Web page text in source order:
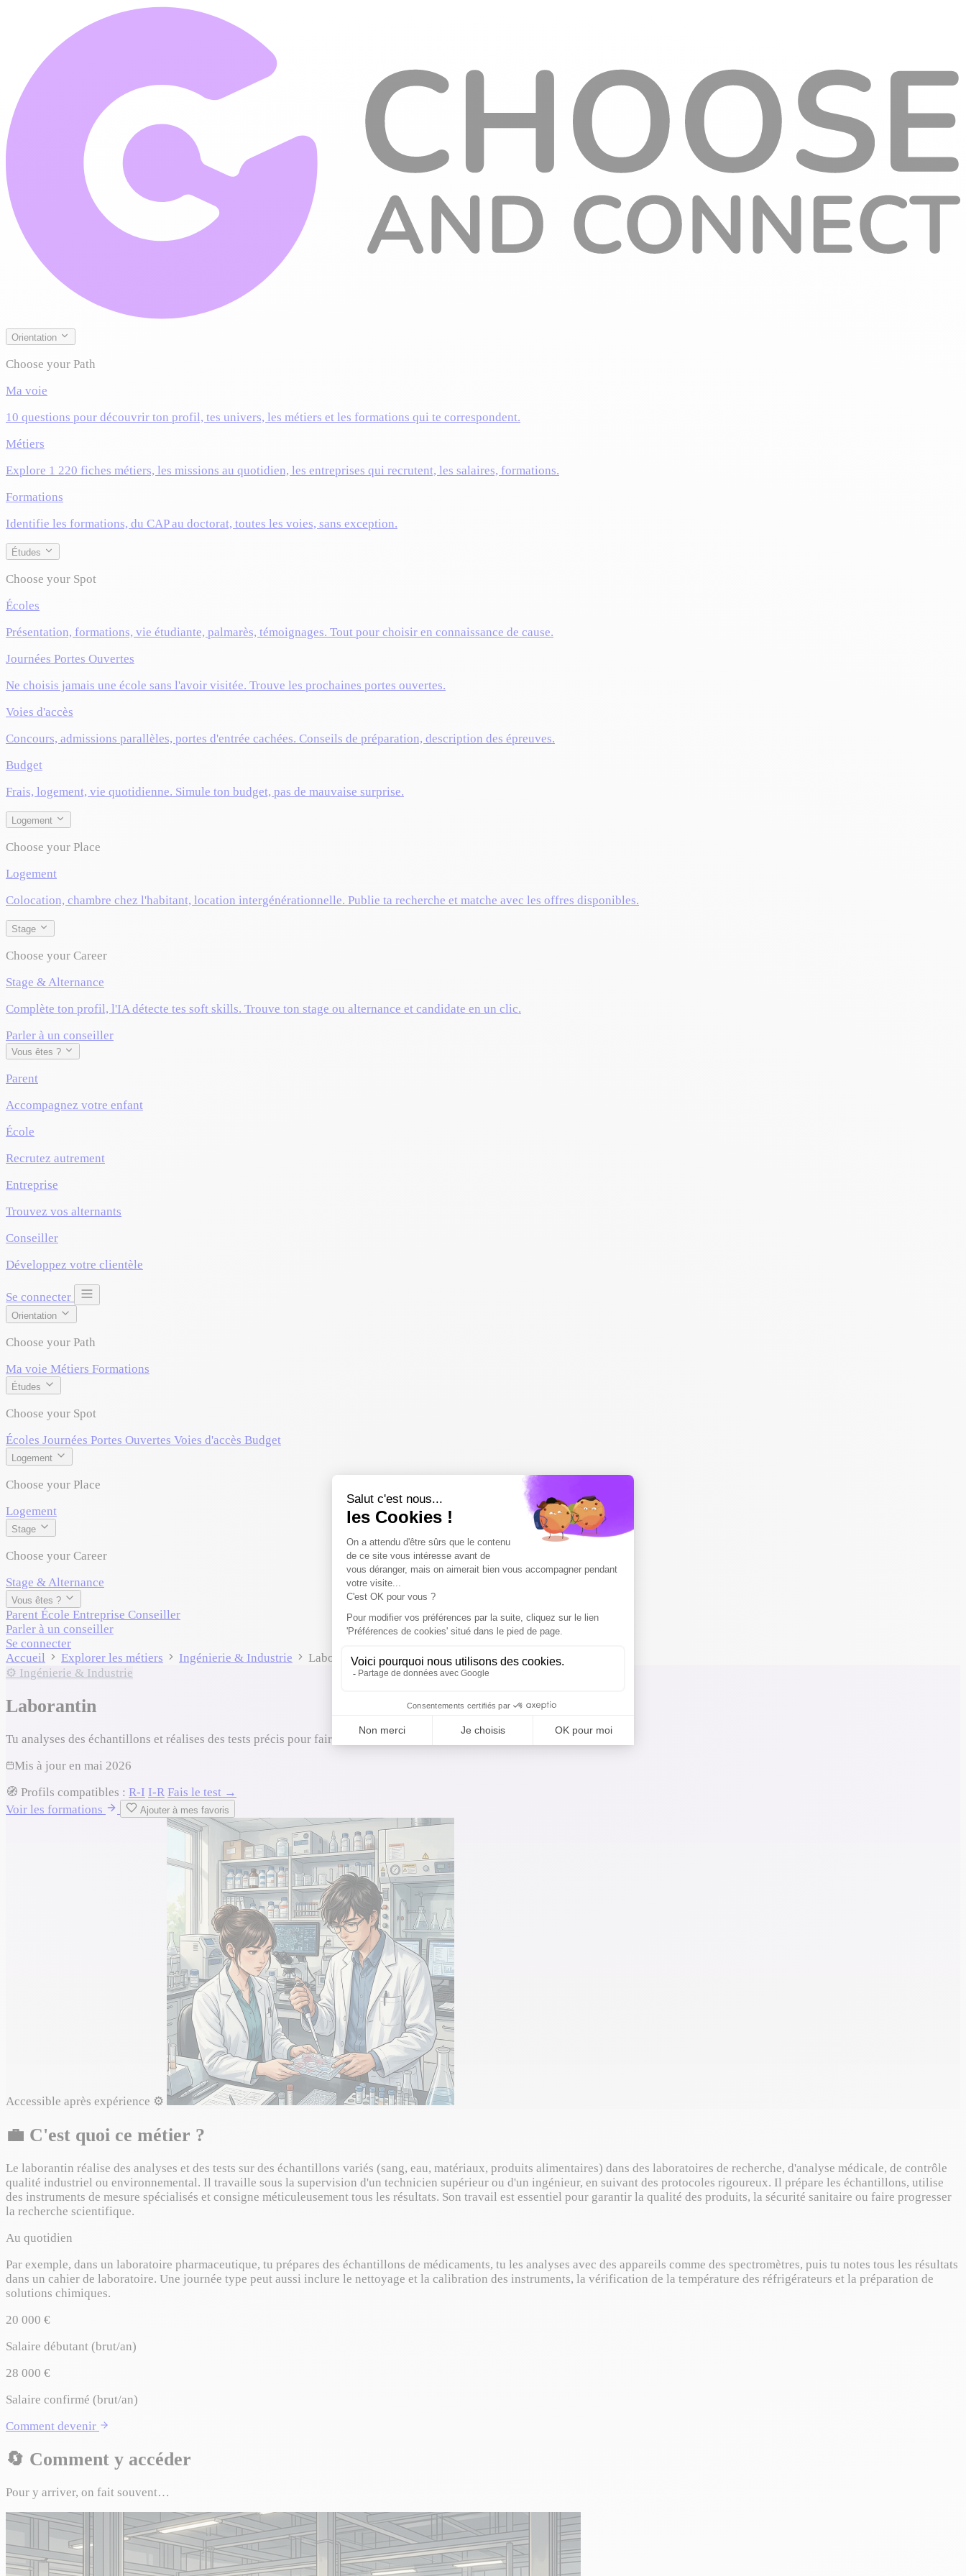
Orientation
Choose your Path
Ma voie
10 questions pour découvrir ton profil, tes univers, les métiers et les formations qui te correspondent.
Métiers
Explore 1 220 fiches métiers, les missions au quotidien, les entreprises qui recrutent, les salaires, formations.
Formations
Identifie les formations, du CAP au doctorat, toutes les voies, sans exception.
Études
Choose your Spot
Écoles
Présentation, formations, vie étudiante, palmarès, témoignages. Tout pour choisir en connaissance de cause.
Journées Portes Ouvertes
Ne choisis jamais une école sans l'avoir visitée. Trouve les prochaines portes ouvertes.
Voies d'accès
Concours, admissions parallèles, portes d'entrée cachées. Conseils de préparation, description des épreuves.
Budget
Frais, logement, vie quotidienne. Simule ton budget, pas de mauvaise surprise.
Logement
Choose your Place
Logement
Colocation, chambre chez l'habitant, location intergénérationnelle. Publie ta recherche et matche avec les offres disponibles.
Stage
Choose your Career
Stage & Alternance
Complète ton profil, l'IA détecte tes soft skills. Trouve ton stage ou alternance et candidate en un clic.
Parler à un conseiller
Vous êtes ?
Parent
Accompagnez votre enfant
École
Recrutez autrement
Entreprise
Trouvez vos alternants
Conseiller
Développez votre clientèle
Se connecter
Orientation
Choose your Path
Ma voie Métiers Formations
Études
Choose your Spot
Écoles Journées Portes Ouvertes Voies d'accès Budget
Logement
Choose your Place
Logement
Stage
Choose your Career
Stage & Alternance
Vous êtes ?
Parent École Entreprise Conseiller
Parler à un conseiller
Se connecter
Accueil
Explorer les métiers Ingénierie & Industrie
Laborantin
⚙️ Ingénierie & Industrie
Laborantin
Tu analyses des échantillons et réalises des tests précis pour faire avancer la science et l'industrie.
Mis à jour en mai 2026
🧭 Profils compatibles : R-I I-R Fais le test →
Voir les formations
Ajouter à mes favoris
Accessible après expérience ⚙️
💼 C'est quoi ce métier ?
Le laborantin réalise des analyses et des tests sur des échantillons variés (sang, eau, matériaux, produits alimentaires) dans des laboratoires de recherche, d'analyse médicale, de contrôle
qualité industriel ou environnemental. Il travaille sous la supervision d'un technicien supérieur ou d'un ingénieur, en suivant des protocoles rigoureux. Il prépare les échantillons, utilise
des instruments de mesure spécialisés et consigne méticuleusement tous les résultats. Son travail est essentiel pour garantir la qualité des produits, la sécurité sanitaire ou faire progresser
la recherche scientifique.
Au quotidien
Par exemple, dans un laboratoire pharmaceutique, tu prépares des échantillons de médicaments, tu les analyses avec des appareils comme des spectromètres, puis tu notes tous les résultats
dans un cahier de laboratoire. Une journée type peut aussi inclure le nettoyage et la calibration des instruments, la vérification de la température des réfrigérateurs et la préparation de
solutions chimiques.
20 000 €
Salaire débutant (brut/an)
28 000 €
Salaire confirmé (brut/an)
Comment devenir
🔄 Comment y accéder
Pour y arriver, on fait souvent…